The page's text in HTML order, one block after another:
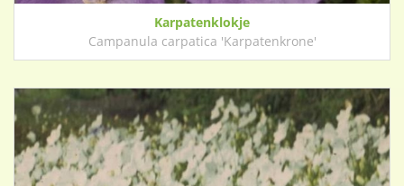
Karpatenklokje
Campanula carpatica 'Karpatenkrone'